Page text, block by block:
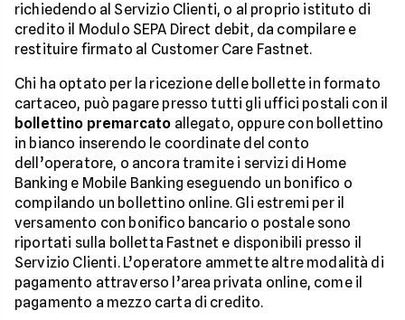
richiedendo al Servizio Clienti, o al proprio istituto di
credito il Modulo SEPA Direct debit, da compilare e
restituire firmato al Customer Care Fastnet.
Chi ha optato per la ricezione delle bollette in formato
cartaceo, può pagare presso tutti gli uffici postali con il
bollettino premarcato allegato, oppure con bollettino
in bianco inserendo le coordinate del conto
dell’operatore, o ancora tramite i servizi di Home
Banking e Mobile Banking eseguendo un bonifico o
compilando un bollettino online. Gli estremi per il
versamento con bonifico bancario o postale sono
riportati sulla bolletta Fastnet e disponibili presso il
Servizio Clienti. L’operatore ammette altre modalità di
pagamento attraverso l’area privata online, come il
pagamento a mezzo carta di credito.